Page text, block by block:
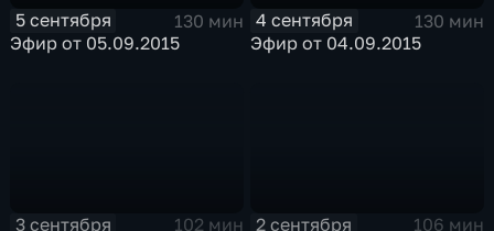
5 сентября
130 мин
Эфир от 05.09.2015
4 сентября
130 мин
Эфир от 04.09.2015
3 сентября
102 мин
2 сентября
106 мин